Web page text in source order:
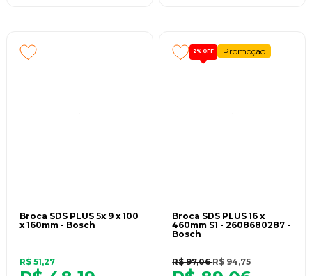
Broca SDS PLUS 5x 9 x 100
x 160mm - Bosch
R$ 51,27
2% OFF Promoção
Broca SDS PLUS 16 x
460mm S1 - 2608680287 -
Bosch
R$ 97,06R$ 94,75